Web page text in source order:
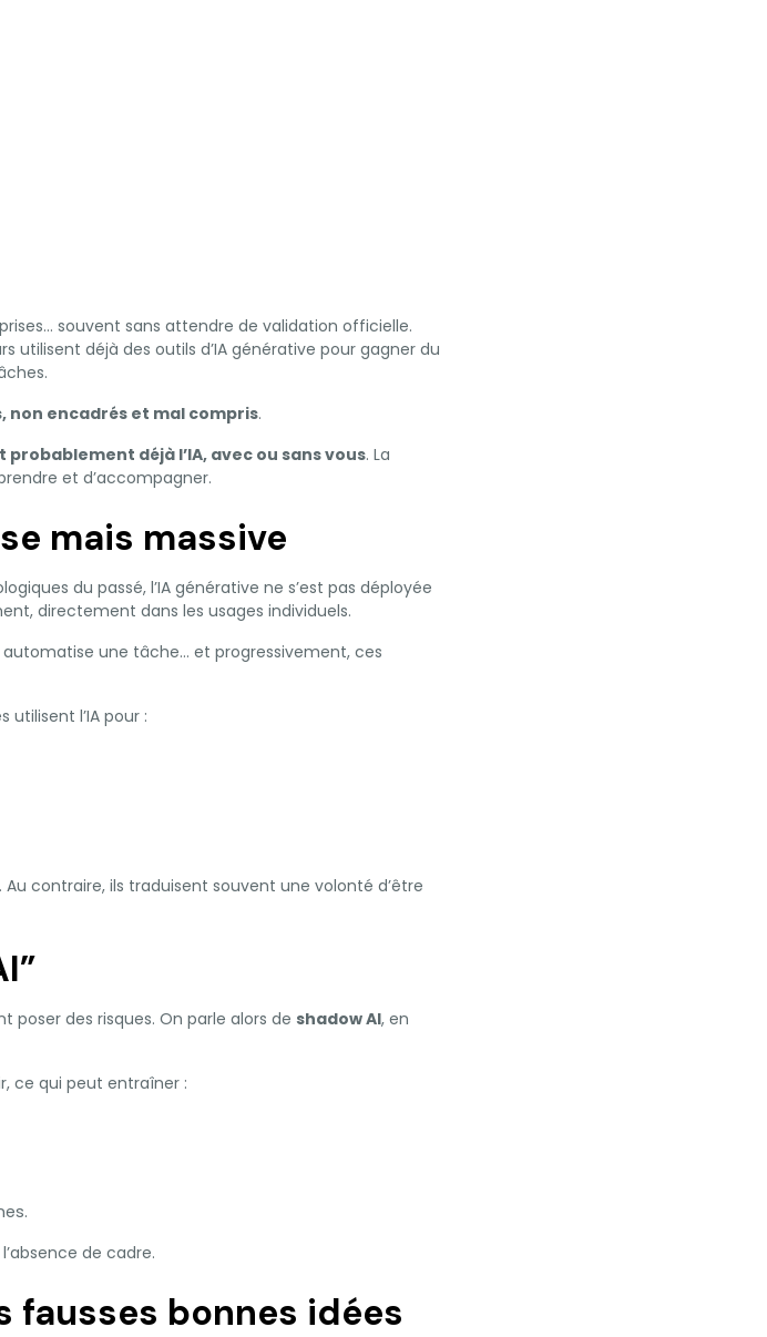
souvent sans attendre de validation officielle.
utilisent déjà des outils d’IA générative pour gagner du
non encadrés et mal compris.
déjà l’IA, avec ou sans vous. La
et d’accompagner.
mais massive
du passé, l’IA générative ne s’est pas déployée
directement dans les usages individuels.
une tâche… et progressivement, ces
utilisent l’IA pour :
contraire, ils traduisent souvent une volonté d’être
poser des risques. On parle alors de shadow AI, en
ce qui peut entraîner :
de cadre.
fausses bonnes idées